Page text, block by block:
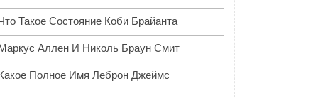
Такое Состояние Коби Брайанта
Аллен И Николь Браун Смит
Полное Имя Леброн Джеймс